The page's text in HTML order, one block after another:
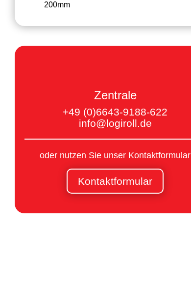
200mm
Zentrale
+49 (0)6643-9188-622
info@logiroll.de
oder nutzen Sie unser Kontaktformular
Kontaktformular